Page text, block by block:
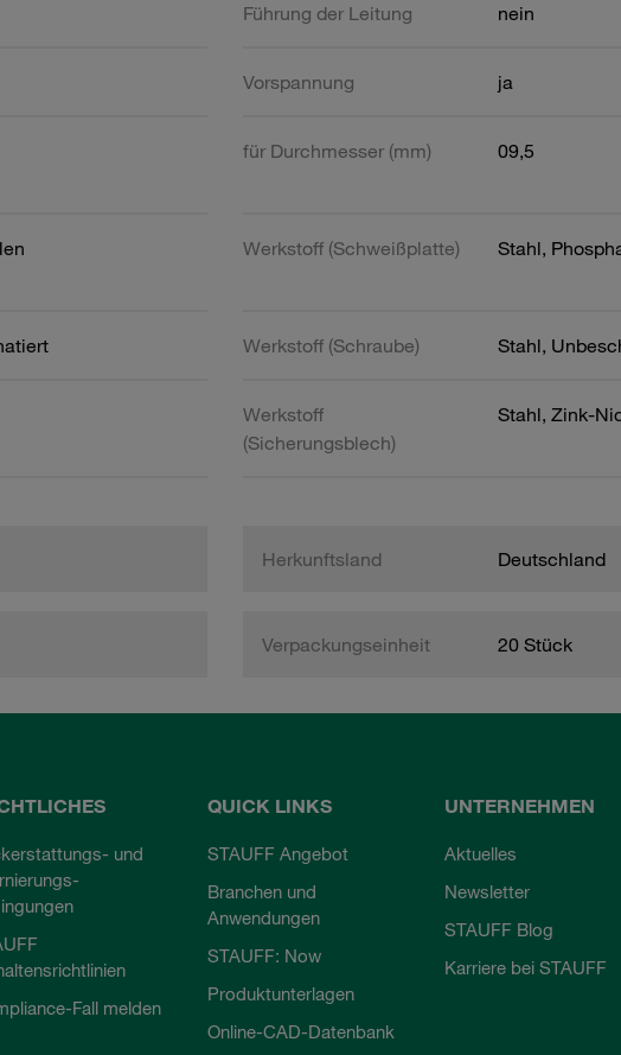
Führung der Leitung nein
Vorspannung ja
für Durchmesser (mm) 09,5
Werkstoff (Schweißplatte) Stahl,
Werkstoff (Schraube) Stahl,
Werkstoff
(Sicherungsblech)
Stahl, Zink-
Herkunftsland Deutschland
Verpackungseinheit 20 Stück
und
Fall melden
QUICK LINKS
STAUFF Angebot
Branchen und
Anwendungen
STAUFF: Now
Produktunterlagen
Online-CAD-Datenbank
UNTERNEHMEN
Aktuelles
Newsletter
STAUFF Blog
Karriere bei STAUFF